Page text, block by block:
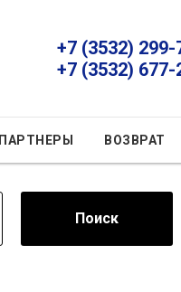
+7 (3532) 299-
+7 (3532) 677-
ПАРТНЕРЫ ВОЗВРАТ
Поиск